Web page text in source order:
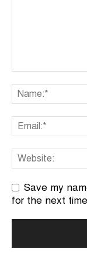
Save my
for the next